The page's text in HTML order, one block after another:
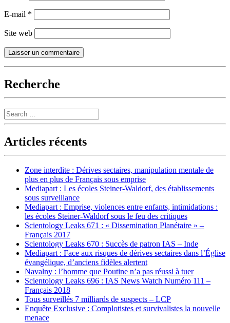
E-mail *
Site web
Recherche
Search
Articles récents
Zone interdite : Dérives sectaires, manipulation mentale de
plus en plus de Français sous emprise
Mediapart : Les écoles Steiner-Waldorf, des établissements
sous surveillance
Mediapart : Emprise, violences entre enfants, intimidations :
les écoles Steiner-Waldorf sous le feu des critiques
Scientology Leaks 671 : « Dissemination Planétaire » –
Français 2017
Scientology Leaks 670 : Succès de patron IAS – Inde
Mediapart : Face aux risques de dérives sectaires dans l’Église
évangélique, d’anciens fidèles alertent
Navalny : l’homme que Poutine n’a pas réussi à tuer
Scientology Leaks 696 : IAS News Watch Numéro 111 –
Français 2018
Tous surveillés 7 milliards de suspects – LCP
Enquête Exclusive : Complotistes et survivalistes la nouvelle
menace